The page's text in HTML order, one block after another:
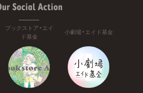
Social Action
ブックストア・エイ
ド基金
小劇場・エイド基金